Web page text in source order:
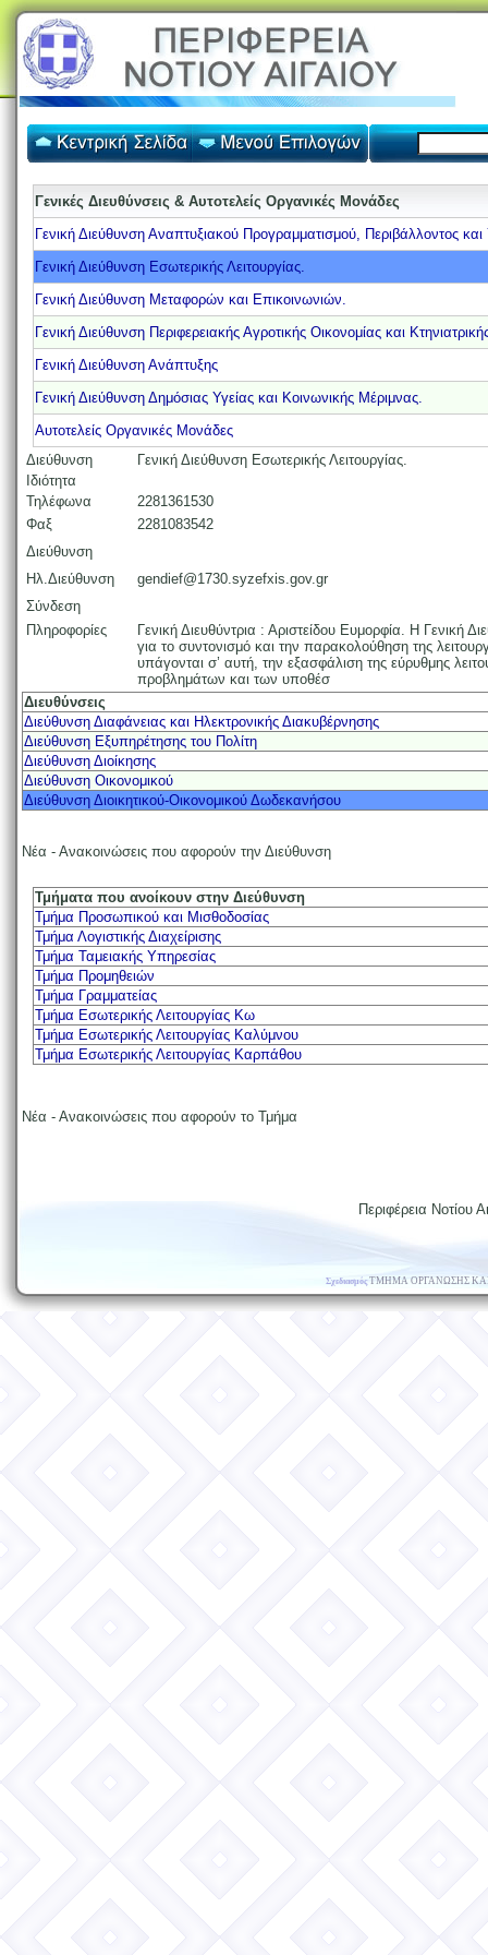
Γενικές Διευθύνσεις & Αυτοτελείς Οργανικές Μονάδες
Γενική Διεύθυνση Αναπτυξιακού Προγραμματισμού, Περιβάλλοντος
Γενική Διεύθυνση Εσωτερικής Λειτουργίας.
Γενική Διεύθυνση Μεταφορών και Επικοινωνιών.
Γενική Διεύθυνση Περιφερειακής Αγροτικής Οικονομίας και
Γενική Διεύθυνση Ανάπτυξης
Γενική Διεύθυνση Δημόσιας Υγείας και Κοινωνικής Μέριμνας.
Αυτοτελείς Οργανικές Μονάδες
Διεύθυνση
Γενική Διεύθυνση Εσωτερικής Λειτουργίας.
Ιδιότητα
Τηλέφωνα
2281361530
Φαξ
2281083542
Διεύθυνση
Ηλ.Διεύθυνση
gendief@1730.syzefxis.gov.gr
Σύνδεση
Πληροφορίες
Γενική Διευθύντρια : Αριστείδου Ευμορφία. Η Γενική
για το συντονισμό και την παρακολούθηση της
υπάγονται σ’ αυτή, την εξασφάλιση της εύρυθμης
προβλημάτων και των υποθέσ
Διευθύνσεις
Διεύθυνση Διαφάνειας και Ηλεκτρονικής Διακυβέρνησης
Διεύθυνση Εξυπηρέτησης του Πολίτη
Διεύθυνση Διοίκησης
Διεύθυνση Οικονομικού
Διεύθυνση Διοικητικού-Οικονομικού Δωδεκανήσου
Νέα - Ανακοινώσεις που αφορούν την Διεύθυνση
Τμήματα που ανοίκουν στην Διεύθυνση
Τμήμα Προσωπικού και Μισθοδοσίας
Τμήμα Λογιστικής Διαχείρισης
Τμήμα Ταμειακής Υπηρεσίας
Τμήμα Προμηθειών
Τμήμα Γραμματείας
Τμήμα Εσωτερικής Λειτουργίας Κω
Τμήμα Εσωτερικής Λειτουργίας Καλύμνου
Τμήμα Εσωτερικής Λειτουργίας Καρπάθου
Νέα - Ανακοινώσεις που αφορούν το Τμήμα
Περιφέρεια Νοτίου
ΣχεδιασμόςΤΜΗΜΑ ΟΡΓΑΝΩΣΗΣ